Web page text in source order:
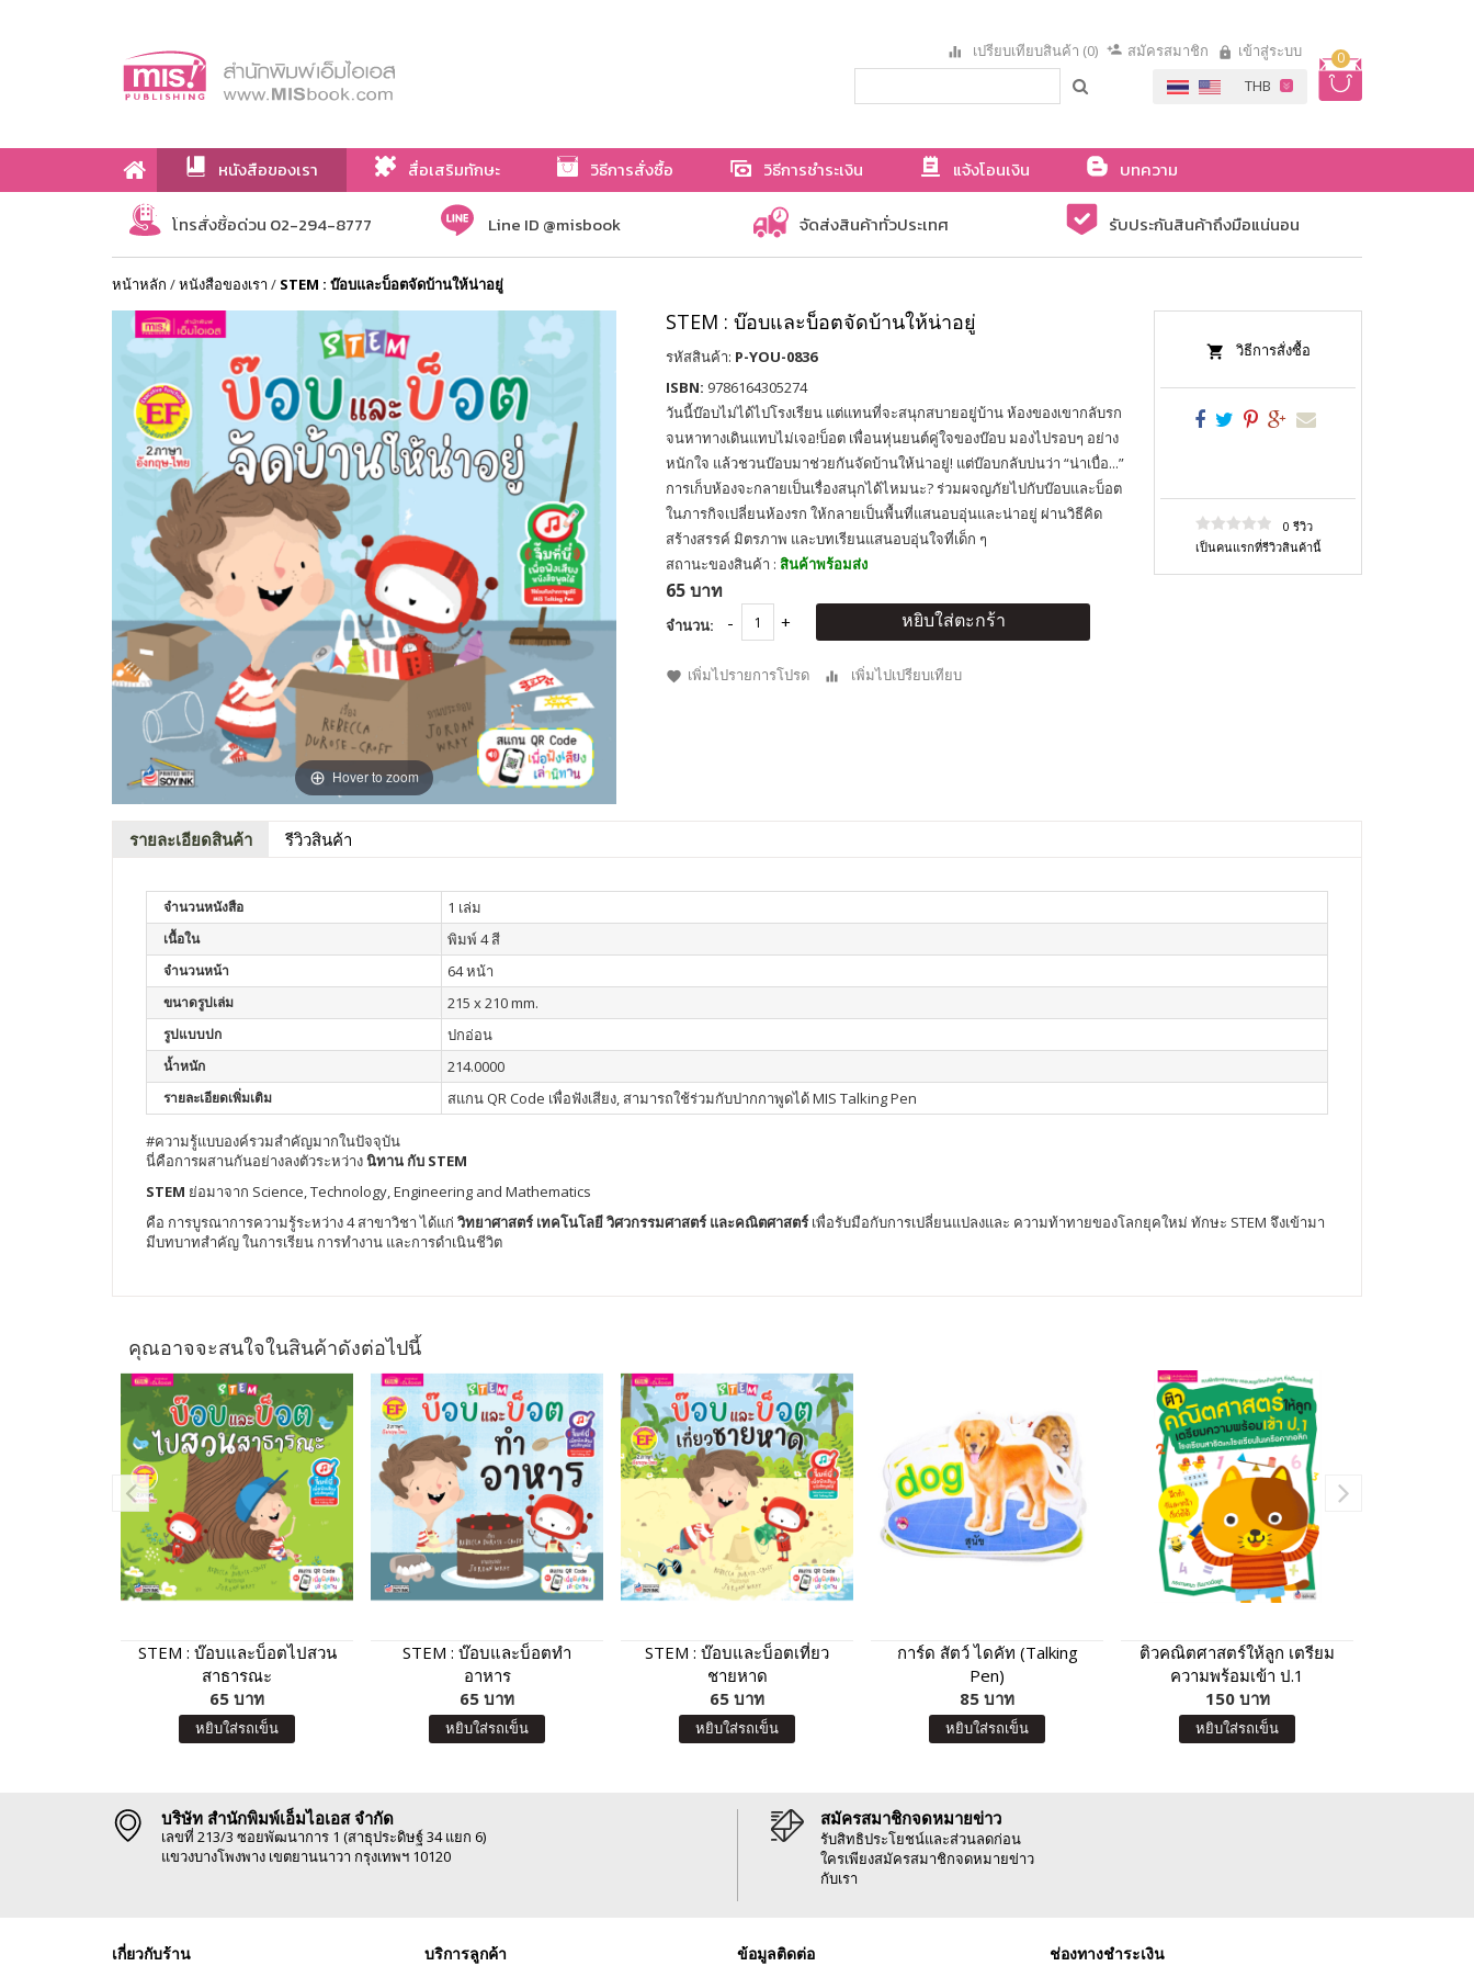
0
เปรียบเทียบสินค้า (0) สมัครสมาชิก เข้าสู่ระบบ
หนังสือของเรา สื่อเสริมทักษะ วิธีการสั่งซื้อ วิธีการชำระเงิน แจ้งโอนเงิน
บทความ
เกี่ยวกับเรา
โทรสั่งซื้อด่วน 02-294-8777 Line ID @misbook จัดส่งสินค้าทั่วประเทศ รับประกันสินค้าถึงมือแน่นอน
หน้าหลัก /หนังสือของเรา / STEM : บ๊อบและบ็อตจัดบ้านให้น่าอยู่
Hover to zoom
STEM : บ๊อบและบ็อตจัดบ้านให้น่าอยู่
รหัสสินค้า: P-YOU-0836
ISBN: 9786164305274
วันนี้บ๊อบไม่ได้ไปโรงเรียน แต่แทนที่จะสนุกสบายอยู่บ้าน ห้องของเขากลับรก
จนหาทางเดินแทบไม่เจอ!บ็อต เพื่อนหุ่นยนต์คู่ใจของบ๊อบ มองไปรอบๆ อย่าง
หนักใจ แล้วชวนบ๊อบมาช่วยกันจัดบ้านให้น่าอยู่! แต่บ๊อบกลับบ่นว่า “น่าเบื่อ...”
การเก็บห้องจะกลายเป็นเรื่องสนุกได้ไหมนะ? ร่วมผจญภัยไปกับบ๊อบและบ็อต
ในภารกิจเปลี่ยนห้องรก ให้กลายเป็นพื้นที่แสนอบอุ่นและน่าอยู่ ผ่านวิธีคิด
สร้างสรรค์ มิตรภาพ และบทเรียนแสนอบอุ่นใจที่เด็ก ๆ
สถานะของสินค้า : สินค้าพร้อมส่ง
65 บาท
จำนวน: หยิบใส่ตะกร้า
เพิ่มไปรายการโปรด เพิ่มไปเปรียบเทียบ
วิธีการสั่งซื้อ
0 รีวิว
เป็นคนแรกที่รีวิวสินค้านี้
รายละเอียดสินค้า รีวิวสินค้า
จำนวนหนังสือ 1 เล่ม
เนื้อใน พิมพ์ 4 สี
จำนวนหน้า 64 หน้า
ขนาดรูปเล่ม 215 x 210 mm.
รูปแบบปก ปกอ่อน
น้ำหนัก 214.0000
รายละเอียดเพิ่มเติม สแกน QR Code เพื่อฟังเสียง, สามารถใช้ร่วมกับปากกาพูดได้ MIS Talking Pen
#ความรู้แบบองค์รวมสำคัญมากในปัจจุบัน
นี่คือการผสานกันอย่างลงตัวระหว่างนิทาน กับ STEM
STEM ย่อมาจาก Science, Technology, Engineering and Mathematics
คือ การบูรณาการความรู้ระหว่าง 4 สาขาวิชา ได้แก่ วิทยาศาสตร์ เทคโนโลยี วิศวกรรมศาสตร์ และคณิตศาสตร์ เพื่อรับมือกับการเปลี่ยนแปลงและ ความท้าทายของโลกยุคใหม่ ทักษะ STEM จึงเข้ามา
มีบทบาทสำคัญ ในการเรียน การทำงาน และการดำเนินชีวิต
คุณอาจจะสนใจในสินค้าดังต่อไปนี้
STEM : บ๊อบและบ็อตไปสวน
สาธารณะ
65 บาท
หยิบใส่รถเข็น
STEM : บ๊อบและบ็อตทำ
อาหาร
65 บาท
หยิบใส่รถเข็น
STEM : บ๊อบและบ็อตเที่ยว
ชายหาด
65 บาท
หยิบใส่รถเข็น
การ์ด สัตว์ ไดคัท (Talking
Pen)
85 บาท
หยิบใส่รถเข็น
ติวคณิตศาสตร์ให้ลูก เตรียม
ความพร้อมเข้า ป.1
โรงเรียนสาธิตและโรงเรียนใน
เครือคาทอลิก (ฉบับปรับปรุง)
150 บาท
หยิบใส่รถเข็น
บริษัท สำนักพิมพ์เอ็มไอเอส จำกัด
เลขที่ 213/3 ซอยพัฒนาการ 1 (สาธุประดิษฐ์ 34 แยก 6)
แขวงบางโพงพาง เขตยานนาวา กรุงเทพฯ 10120
สมัครสมาชิกจดหมายข่าว
รับสิทธิประโยชน์และส่วนลดก่อน
ใครเพียงสมัครสมาชิกจดหมายข่าว
กับเรา
เกี่ยวกับร้าน บริการลูกค้า ข้อมูลติดต่อ ช่องทางชำระเงิน